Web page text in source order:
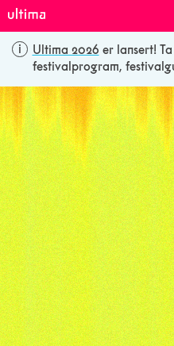
Ultima 2026 er lansert!
festivalprogram,